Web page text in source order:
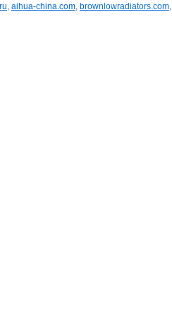
, aihua-china.com, brownlowradiators.com,